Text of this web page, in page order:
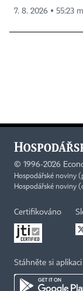
7. 8. 2026 ▪ 55:23
© 1996-2026
Hospodářské noviny
Hospodářské noviny
Certifikováno
Stáhněte si aplikaci